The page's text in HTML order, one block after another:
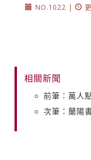
NO.1022 |
相關新聞
前筆：萬人
次筆：蘭陽